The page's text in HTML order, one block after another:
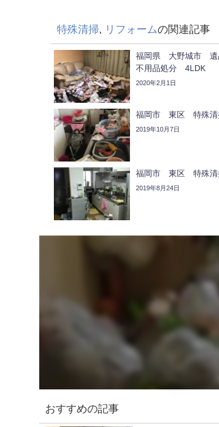
特殊清掃, リフォームの関連記事
福岡県 大野城市
不用品処分 4LDK
2020年2月1日
福岡市 東区 特殊清
2019年10月7日
福岡市 東区 特殊清
2019年8月24日
おすすめの記事